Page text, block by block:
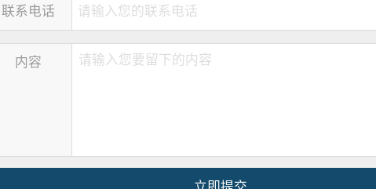
联系电话
内容